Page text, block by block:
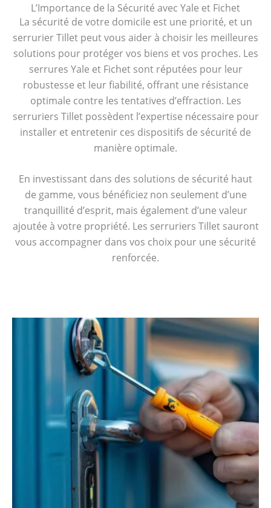
L’Importance de la Sécurité avec Yale et Fichet
La sécurité de votre domicile est une priorité, et un
serrurier Tillet peut vous aider à choisir les meilleures
solutions pour protéger vos biens et vos proches. Les
serrures Yale et Fichet sont réputées pour leur
robustesse et leur fiabilité, offrant une résistance
optimale contre les tentatives d’effraction. Les
serruriers Tillet possèdent l’expertise nécessaire pour
installer et entretenir ces dispositifs de sécurité de
manière optimale.
En investissant dans des solutions de sécurité haut
de gamme, vous bénéficiez non seulement d’une
tranquillité d’esprit, mais également d’une valeur
ajoutée à votre propriété. Les serruriers Tillet sauront
vous accompagner dans vos choix pour une sécurité
renforcée.